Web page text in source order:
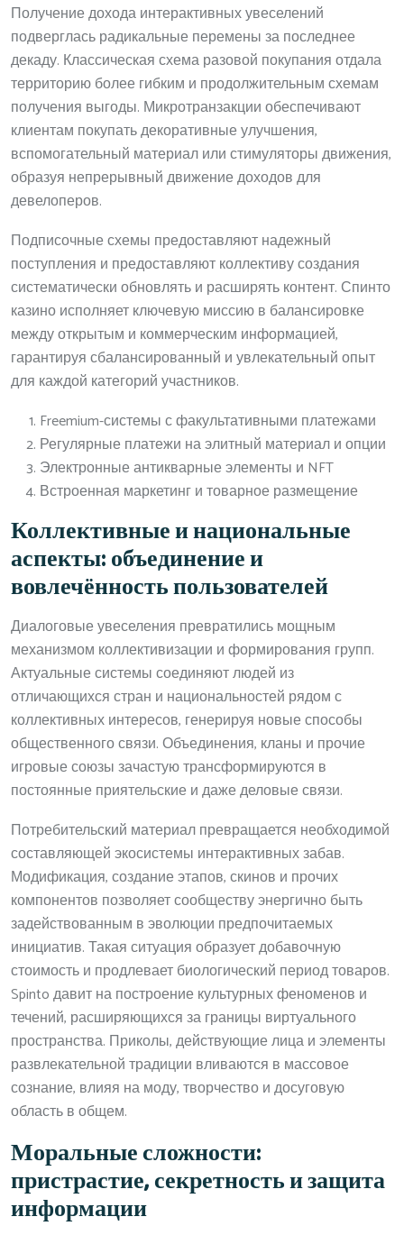
Получение дохода интерактивных увеселений
подверглась радикальные перемены за последнее
декаду. Классическая схема разовой покупания отдала
территорию более гибким и продолжительным схемам
получения выгоды. Микротранзакции обеспечивают
клиентам покупать декоративные улучшения,
вспомогательный материал или стимуляторы движения,
образуя непрерывный движение доходов для
девелоперов.
Подписочные схемы предоставляют надежный
поступления и предоставляют коллективу создания
систематически обновлять и расширять контент. Спинто
казино исполняет ключевую миссию в балансировке
между открытым и коммерческим информацией,
гарантируя сбалансированный и увлекательный опыт
для каждой категорий участников.
Freemium-системы с факультативными платежами
Регулярные платежи на элитный материал и опции
Электронные антикварные элементы и NFT
Встроенная маркетинг и товарное размещение
Коллективные и национальные
аспекты: объединение и
вовлечённость пользователей
Диалоговые увеселения превратились мощным
механизмом коллективизации и формирования групп.
Актуальные системы соединяют людей из
отличающихся стран и национальностей рядом с
коллективных интересов, генерируя новые способы
общественного связи. Объединения, кланы и прочие
игровые союзы зачастую трансформируются в
постоянные приятельские и даже деловые связи.
Потребительский материал превращается необходимой
составляющей экосистемы интерактивных забав.
Модификация, создание этапов, скинов и прочих
компонентов позволяет сообществу энергично быть
задействованным в эволюции предпочитаемых
инициатив. Такая ситуация образует добавочную
стоимость и продлевает биологический период товаров.
Spinto давит на построение культурных феноменов и
течений, расширяющихся за границы виртуального
пространства. Приколы, действующие лица и элементы
развлекательной традиции вливаются в массовое
сознание, влияя на моду, творчество и досуговую
область в общем.
Моральные сложности:
пристрастие, секретность и защита
информации